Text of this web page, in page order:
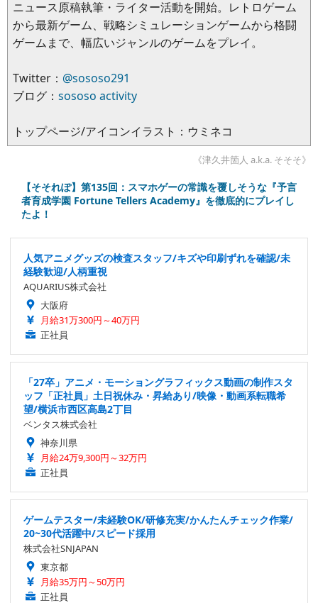
ニュース原稿執筆・ライター活動を開始。レトロゲーム
から最新ゲーム、戦略シミュレーションゲームから格闘
ゲームまで、幅広いジャンルのゲームをプレイ。
Twitter： @sososo291
ブログ： sososo activity
トップページ/アイコンイラスト：ウミネコ
《津久井箇人 a.k.a. そそそ》
【そそれぽ】第135回：スマホゲーの常識を覆しそうな『予言
者育成学園 Fortune Tellers Academy』を徹底的にプレイし
たよ！
人気アニメグッズの検査スタッフ/キズや印刷ずれを確認/未
経験歓迎/人柄重視
AQUARIUS株式会社
大阪府
月給31万300円～40万円
正社員
「27卒」アニメ・モーショングラフィックス動画の制作スタ
ッフ「正社員」土日祝休み・昇給あり/映像・動画系転職希
望/横浜市西区高島2丁目
ベンタス株式会社
神奈川県
月給24万9,300円～32万円
正社員
ゲームテスター/未経験OK/研修充実/かんたんチェック作業/
20~30代活躍中/スピード採用
株式会社SNJAPAN
東京都
月給35万円～50万円
正社員